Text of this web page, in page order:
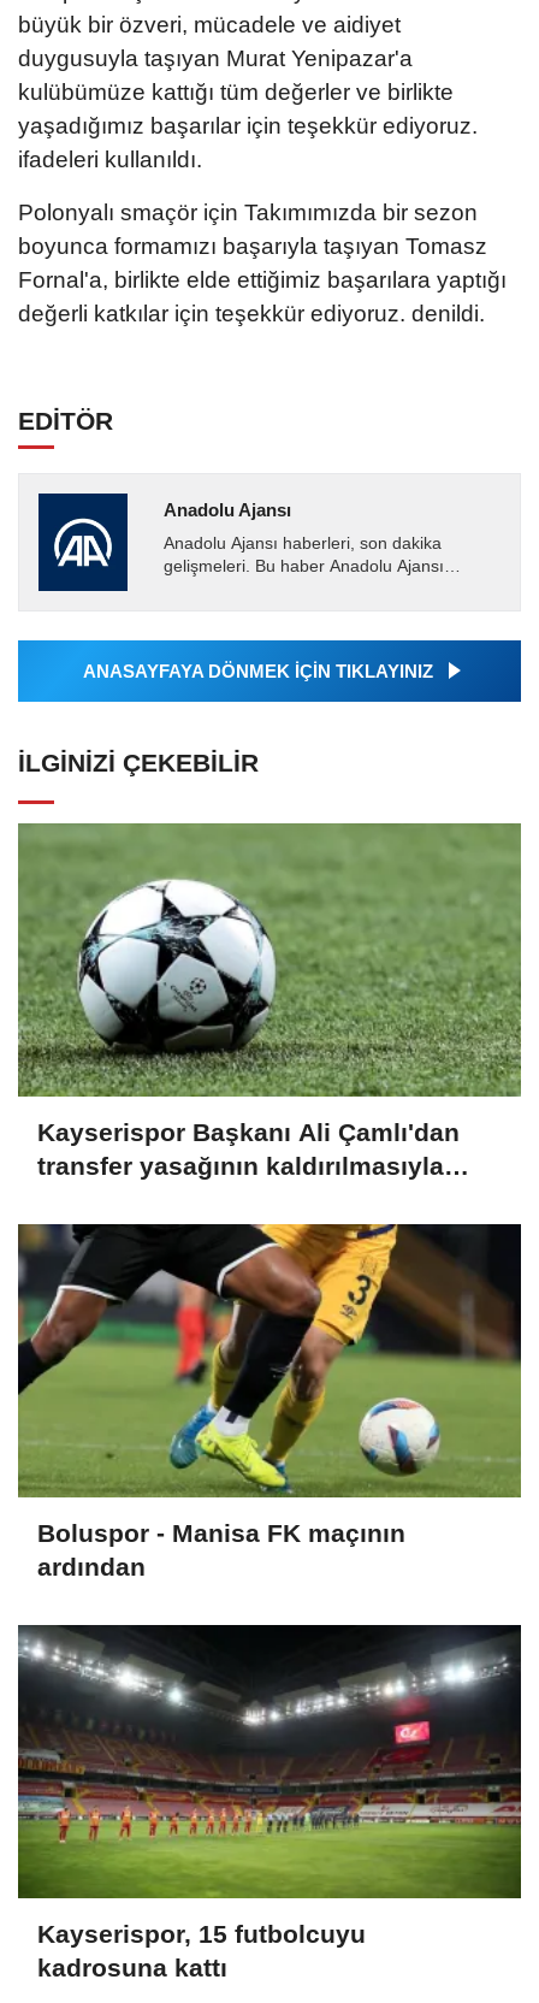
büyük bir özveri, mücadele ve aidiyet
duygusuyla taşıyan Murat Yenipazar'a
kulübümüze kattığı tüm değerler ve birlikte
yaşadığımız başarılar için teşekkür ediyoruz.
ifadeleri kullanıldı.
Polonyalı smaçör için Takımımızda bir sezon
boyunca formamızı başarıyla taşıyan Tomasz
Fornal'a, birlikte elde ettiğimiz başarılara yaptığı
değerli katkılar için teşekkür ediyoruz. denildi.
EDİTÖR
Anadolu Ajansı
Anadolu Ajansı haberleri, son dakika
gelişmeleri. Bu haber Anadolu Ajansı
tarafından geçilen tüm...
ANASAYFAYA DÖNMEK İÇİN TIKLAYINIZ
İLGINIZI ÇEKEBILIR
Kayserispor Başkanı Ali Çamlı'dan
transfer yasağının kaldırılmasıyla
Boluspor - Manisa FK maçının
ardından
Kayserispor, 15 futbolcuyu
kadrosuna kattı